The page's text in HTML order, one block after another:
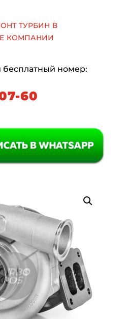
турбин в
компании
бесплатный номер:
60